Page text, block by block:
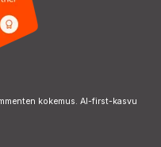
kokemus. AI-first-kasvu